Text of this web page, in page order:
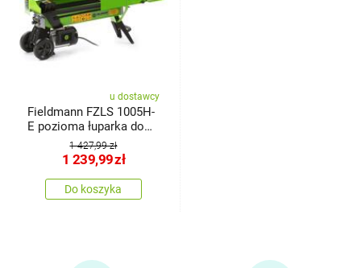
u dostawcy
Fieldmann FZLS 1005H-
E pozioma łuparka do
1 427,99 zł
1 239,99zł
Do koszyka